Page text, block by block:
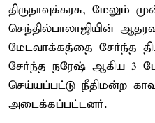
திருநாவுக்கரசு, மேலும்
செந்தில்பாலாஜியின்
மேடவாக்கத்தை சேர்ந்த
சேர்ந்த நரேஷ் ஆகிய 3
செய்யப்பட்டு நீதிமன்ற
அடைக்கப்பட்டனர்.